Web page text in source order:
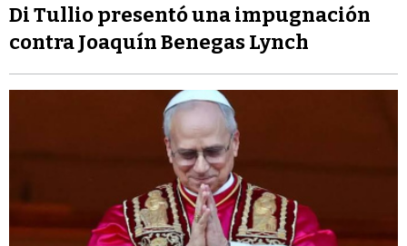
Di Tullio presentó una impugnación
contra Joaquín Benegas Lynch